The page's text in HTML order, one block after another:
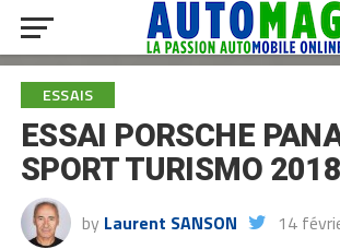
ESSAIS
ESSAI PORSCHE
SPORT TURISMO 2018
by Laurent SANSON 14